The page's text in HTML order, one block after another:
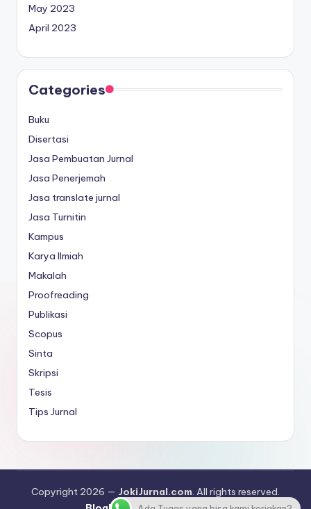
May 2023
April 2023
Categories
Buku
Disertasi
Jasa Pembuatan Jurnal
Jasa Penerjemah
Jasa translate jurnal
Jasa Turnitin
Kampus
Karya Ilmiah
Makalah
Proofreading
Publikasi
Scopus
Sinta
Skripsi
Tesis
Tips Jurnal
Copyright 2026 — JokiJurnal.com. All rights reserved.